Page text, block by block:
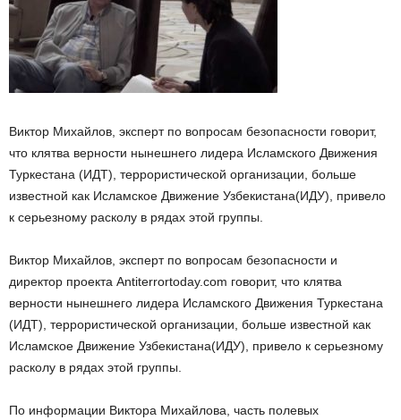
Виктор Михайлов, эксперт по вопросам безопасности говорит,
что клятва верности нынешнего лидера Исламского Движения
Туркестана (ИДТ), террористической организации, больше
известной как Исламское Движение Узбекистана(ИДУ), привело
к серьезному расколу в рядах этой группы.
Виктор Михайлов, эксперт по вопросам безопасности и
директор проекта Antiterrortoday.com говорит, что клятва
верности нынешнего лидера Исламского Движения Туркестана
(ИДТ), террористической организации, больше известной как
Исламское Движение Узбекистана(ИДУ), привело к серьезному
расколу в рядах этой группы.
По информации Виктора Михайлова, часть полевых